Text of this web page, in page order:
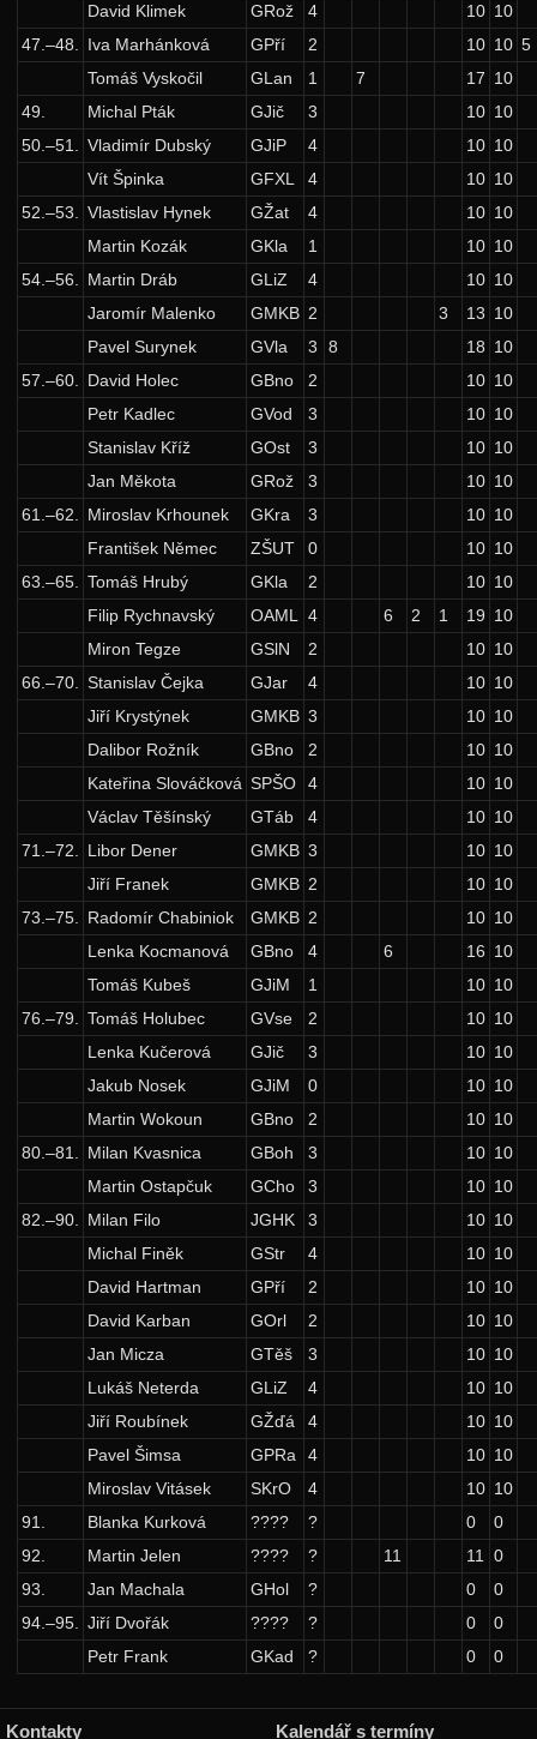
David Klimek
GRož 4 10 10
47.–48. Iva Marhánková GPří 2 10 10 5
Tomáš Vyskočil
GLan 1 7 17 10
49.
Michal Pták GJič 3 10 10
50.–51. Vladimír Dubský GJiP 4 10 10
Vít Špinka
GFXL 4 10 10
52.–53. Vlastislav Hynek GŽat 4 10 10
Martin Kozák
GKla 1 10 10
54.–56. Martin Dráb GLiZ 4 10 10
Jaromír Malenko
GMKB 2 3 13 10
Pavel Surynek
GVla 3 8 18 10
57.–60. David Holec GBno 2 10 10
Petr Kadlec
GVod 3 10 10
Stanislav Kříž
GOst 3 10 10
Jan Měkota
GRož 3 10 10
61.–62. Miroslav Krhounek GKra 3 10 10
František Němec
ZŠUT 0 10 10
63.–65. Tomáš Hrubý GKla 2 10 10
Filip Rychnavský
OAML 4 6 2 1 19 10
Miron Tegze
GSlN 2 10 10
66.–70. Stanislav Čejka GJar 4 10 10
Jiří Krystýnek
GMKB 3 10 10
Dalibor Rožník
GBno 2 10 10
Kateřina Slováčková SPŠO 4 10 10
Václav Těšínský
GTáb 4 10 10
71.–72. Libor Dener GMKB 3 10 10
Jiří Franek
GMKB 2 10 10
73.–75. Radomír Chabiniok GMKB 2 10 10
Lenka Kocmanová
GBno 4 6 16 10
Tomáš Kubeš
GJiM 1 10 10
76.–79. Tomáš Holubec GVse 2 10 10
Lenka Kučerová
GJič 3 10 10
Jakub Nosek
GJiM 0 10 10
Martin Wokoun
GBno 2 10 10
80.–81. Milan Kvasnica GBoh 3 10 10
Martin Ostapčuk
GCho 3 10 10
82.–90. Milan Filo JGHK 3 10 10
Michal Finěk
GStr 4 10 10
David Hartman
GPří 2 10 10
David Karban
GOrl 2 10 10
Jan Micza
GTěš 3 10 10
Lukáš Neterda
GLiZ 4 10 10
Jiří Roubínek
GŽďá 4 10 10
Pavel Šimsa
GPRa 4 10 10
Miroslav Vitásek
SKrO 4 10 10
91.
Blanka Kurková ???? ? 0
0
92.
Martin Jelen ???? ? 11 11 0
93.
Jan Machala GHol ? 0
0
94.–95. Jiří Dvořák ???? ? 0
0
Petr Frank
GKad ? 0 0
Řešení
Zadání 4. série
Řešení
Výsledky
8. ročník: 95/96
7. ročník: 94/95
6. ročník: 93/94
5. ročník: 92/93
4. ročník: 91/92
3. ročník: 90/91
2. ročník: 89/90
1. ročník: 88/89
0. ročník: 87/88
Kontakty Kalendář s termíny